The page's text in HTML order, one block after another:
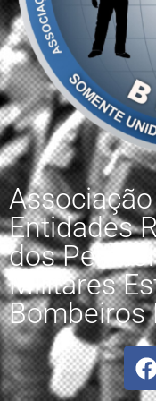
Entidades
dos
Militares
Bombeiros